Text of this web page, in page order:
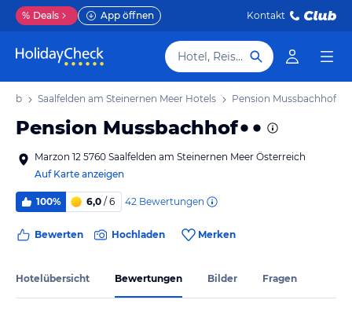
% Deals App öffnen Kontakt
Hotel, Reiseziel
Saalfelden am Steinernen Meer Hotels Pension Mussbachhof
Pension Mussbachhof
Marzon 12 5760 Saalfelden am Steinernen Meer Österreich
Auf Karte anzeigen
100% 6,0 / 6 42 Bewertungen
Bewerten Hochladen Merken
Hotelübersicht Bewertungen Bilder Fragen